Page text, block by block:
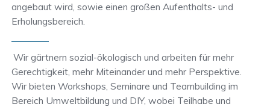
angebaut wird, sowie einen großen Aufenthalts- und
Erholungsbereich.
Wir gärtnern sozial-ökologisch und arbeiten für mehr
Gerechtigkeit, mehr Miteinander und mehr Perspektive.
Wir bieten Workshops, Seminare und Teambuilding im
Bereich Umweltbildung und DIY, wobei Teilhabe und